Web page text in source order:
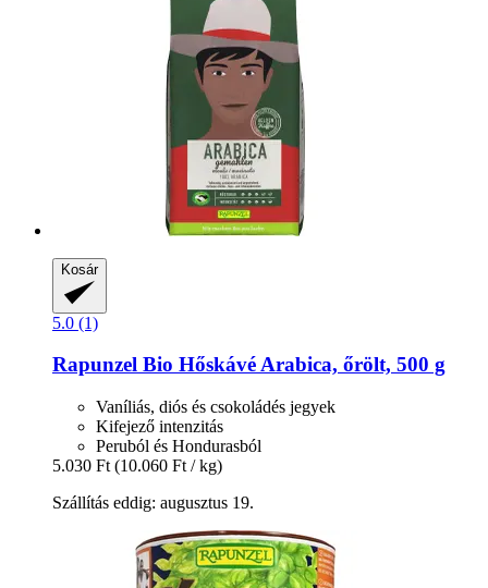
Kosár
5.0 (1)
Rapunzel Bio Hőskávé Arabica, őrölt, 500 g
Vaníliás, diós és csokoládés jegyek
Kifejező intenzitás
Peruból és Hondurasból
5.030 Ft (10.060 Ft / kg)
Szállítás eddig: augusztus 19.